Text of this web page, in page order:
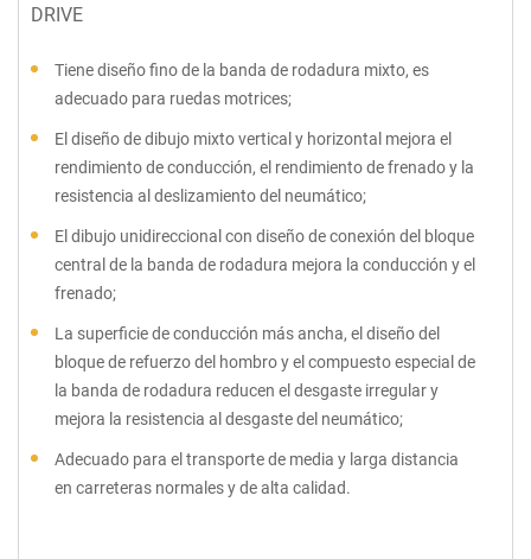
DRIVE
Tiene diseño fino de la banda de rodadura mixto, es
adecuado para ruedas motrices;
El diseño de dibujo mixto vertical y horizontal mejora el
rendimiento de conducción, el rendimiento de frenado y la
resistencia al deslizamiento del neumático;
El dibujo unidireccional con diseño de conexión del bloque
central de la banda de rodadura mejora la conducción y el
frenado;
La superficie de conducción más ancha, el diseño del
bloque de refuerzo del hombro y el compuesto especial de
la banda de rodadura reducen el desgaste irregular y
mejora la resistencia al desgaste del neumático;
Adecuado para el transporte de media y larga distancia
en carreteras normales y de alta calidad.